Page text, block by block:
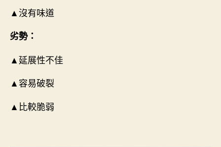
▲沒有味道
劣勢：
▲延展性不佳
▲容易破裂
▲比較脆弱